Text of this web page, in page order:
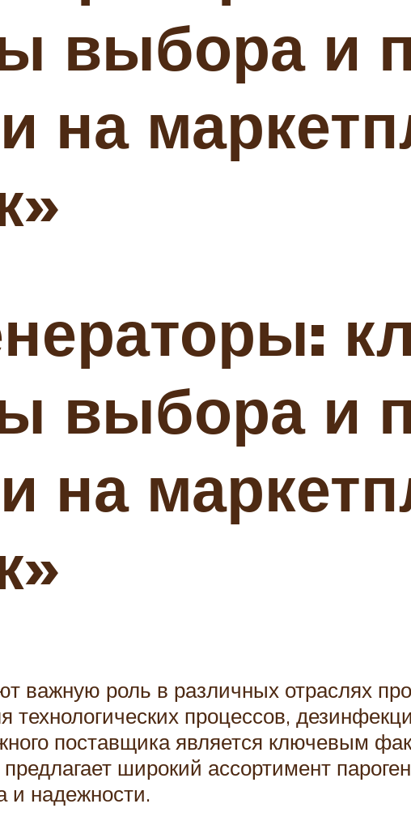
выбора и
на
выбора и
на
важную роль в различных отраслях
технологических процессов,
поставщика является ключевым
широкий ассортимент
и надежности.